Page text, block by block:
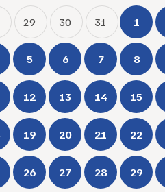
29 30 31 1
5 6 7 8
12 13 14 15
19 20 21 22
26 27 28 29